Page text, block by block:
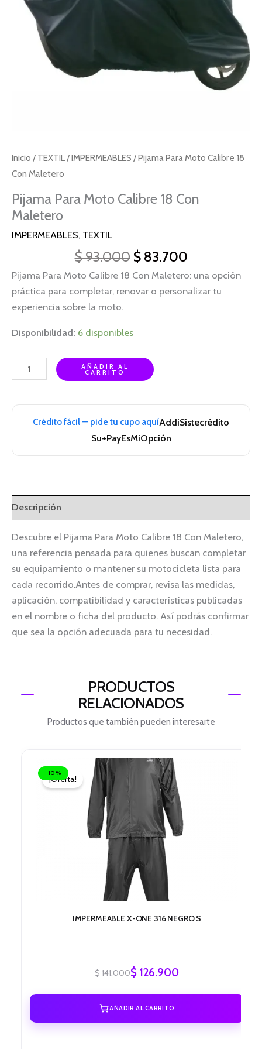
Inicio / TEXTIL/IMPERMEABLES / Pijama Para Moto Calibre 18
Con Maletero
Pijama Para Moto Calibre 18 Con
Maletero
IMPERMEABLES, TEXTIL
$93.000 $83.700
Pijama Para Moto Calibre 18 Con Maletero: una opción
práctica para completar, renovar o personalizar tu
experiencia sobre la moto.
Disponibilidad: 6 disponibles
cantidad
AÑADIR AL
CARRITO
Crédito fácil — pide tu cupo aquíAddiSistecrédito
Su+PayEsMiOpción
Descripción
Descubre el Pijama Para Moto Calibre 18 Con Maletero,
una referencia pensada para quienes buscan completar
su equipamiento o mantener su motocicleta lista para
cada recorrido.Antes de comprar, revisa las medidas,
aplicación, compatibilidad y características publicadas
en el nombre o ficha del producto. Así podrás confirmar
que sea la opción adecuada para tu necesidad.
PRODUCTOS
RELACIONADOS
Productos que también pueden interesarte
-10%
¡Oferta!
IMPERMEABLE X-ONE 316 NEGRO S
$141.000
El
precio
original
$ 141.000.
$ 126.900
El
precio
actual
$ 126.900.
AÑADIR AL CARRITO